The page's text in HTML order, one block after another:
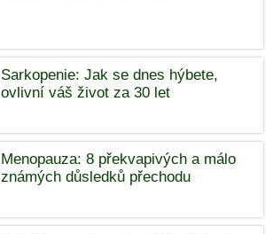
Sarkopenie: Jak se dnes hýbete,
ovlivní váš život za 30 let
Menopauza: 8 překvapivých a málo
známých důsledků přechodu